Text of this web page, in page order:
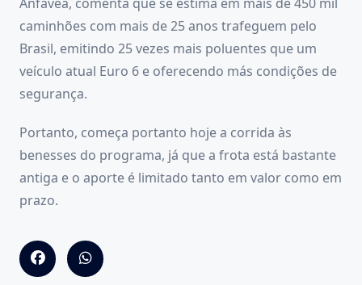
caminhões com mais de 25 anos trafeguem pelo
Brasil, emitindo 25 vezes mais poluentes que um
veículo atual Euro 6 e oferecendo más condições de
segurança.
Portanto, começa portanto hoje a corrida às
benesses do programa, já que a frota está bastante
antiga e o aporte é limitado tanto em valor como em
prazo.